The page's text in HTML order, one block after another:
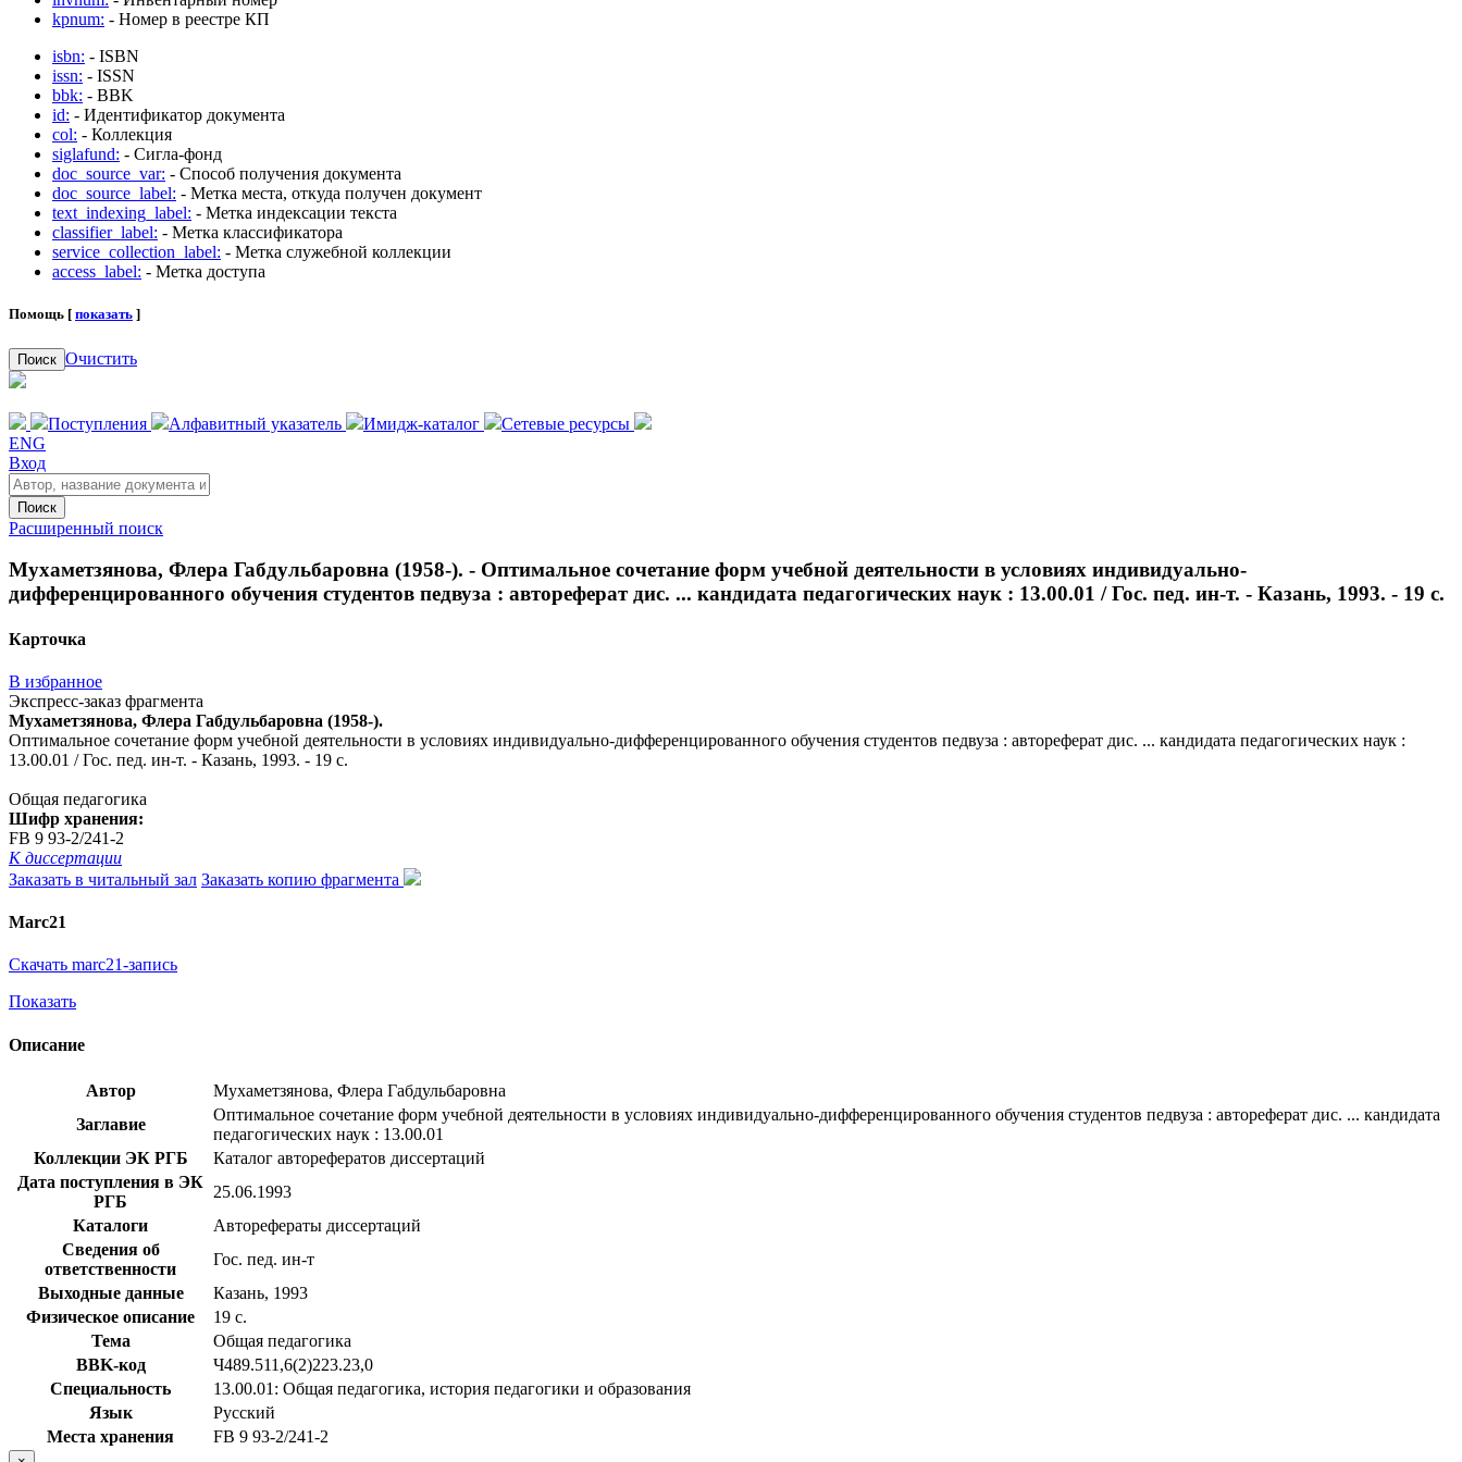
kpnum: - Номер в реестре КП
isbn: - ISBN
issn: - ISSN
bbk: - BBK
id: - Идентификатор документа
col: - Коллекция
siglafund: - Сигла-фонд
doc_source_var: - Способ получения документа
doc_source_label: - Метка места, откуда получен документ
text_indexing_label: - Метка индексации текста
classifier_label: - Метка классификатора
service_collection_label: - Метка служебной коллекции
access_label: - Метка доступа
Помощь [ показать ]
Поиск Очистить
Поступления Алфавитный указатель Имидж-каталог
Сетевые ресурсы
ENG
Вход
Поиск
Расширенный поиск
Мухаметзянова, Флера Габдульбаровна (1958-). - Оптимальное сочетание форм учебной деятельности в условиях индивидуально-
дифференцированного обучения студентов педвуза : автореферат дис. ... кандидата педагогических наук : 13.00.01 / Гос. пед. ин-т. - Казань, 1993. - 19 с.
Карточка
В избранное
Экспресс-заказ фрагмента
Мухаметзянова, Флера Габдульбаровна (1958-).
Оптимальное сочетание форм учебной деятельности в условиях индивидуально-дифференцированного обучения студентов педвуза : автореферат дис. ... кандидата педагогических наук :
13.00.01 / Гос. пед. ин-т. - Казань, 1993. - 19 с.
Общая педагогика
Шифр хранения:
FB 9 93-2/241-2
К диссертации
Заказать в читальный зал Заказать копию фрагмента
Marc21
Скачать marc21-запись
Показать
Описание
Автор
Мухаметзянова, Флера Габдульбаровна
Заглавие
Оптимальное сочетание форм учебной деятельности в условиях индивидуально-дифференцированного обучения студентов педвуза : автореферат дис. ... кандидата
педагогических наук : 13.00.01
Коллекции ЭК РГБ
Каталог авторефератов диссертаций
Дата поступления в ЭК
РГБ
25.06.1993
Каталоги
Авторефераты диссертаций
Сведения об
ответственности
Гос. пед. ин-т
Выходные данные
Казань, 1993
Физическое описание
19 с.
Тема
Общая педагогика
BBK-код
Ч489.511,6(2)223.23,0
Специальность
13.00.01: Общая педагогика, история педагогики и образования
Язык
Русский
Места хранения
FB 9 93-2/241-2